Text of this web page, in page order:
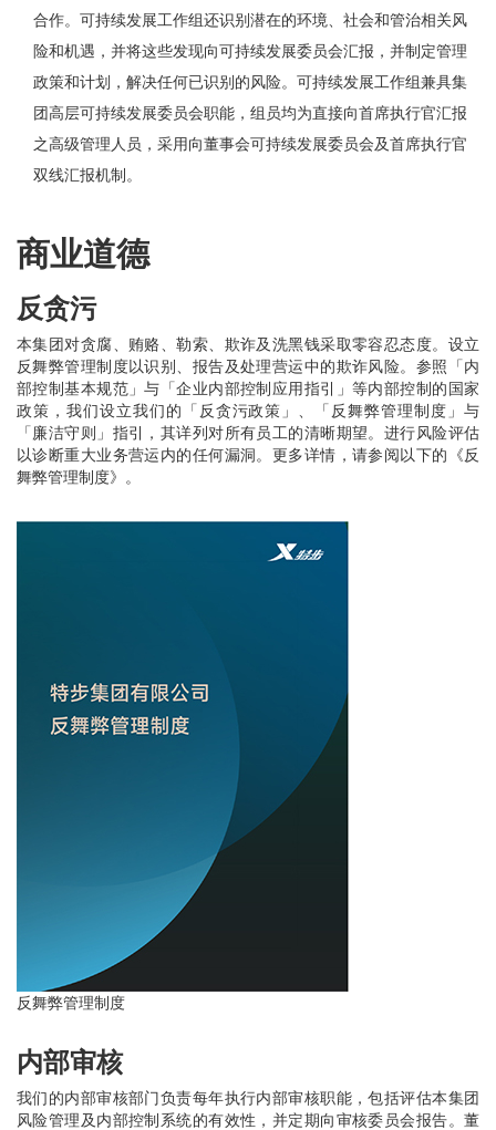
合作。可持续发展工作组还识别潜在的环境、社会和管治相关风
险和机遇，并将这些发现向可持续发展委员会汇报，并制定管理
政策和计划，解决任何已识别的风险。可持续发展工作组兼具集
团高层可持续发展委员会职能，组员均为直接向首席执行官汇报
之高级管理人员，采用向董事会可持续发展委员会及首席执行官
双线汇报机制。
商业道德
反贪污
本集团对贪腐、贿赂、勒索、欺诈及洗黑钱采取零容忍态度。设立
反舞弊管理制度以识别、报告及处理营运中的欺诈风险。参照「内
部控制基本规范」与「企业内部控制应用指引」等内部控制的国家
政策，我们设立我们的「反贪污政策」、「反舞弊管理制度」与
「廉洁守则」指引，其详列对所有员工的清晰期望。进行风险评估
以诊断重大业务营运内的任何漏洞。更多详情，请参阅以下的《反
舞弊管理制度》。
反舞弊管理制度
内部审核
我们的内部审核部门负责每年执行内部审核职能，包括评估本集团
风险管理及内部控制系统的有效性，并定期向审核委员会报告。董